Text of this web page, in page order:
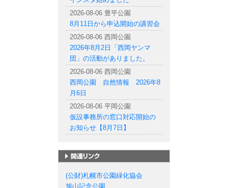
2026-08-06 豊平公園
8月11日から申込開始の講習会
2026-08-06 西岡公園
2026年8月2日「西岡ヤンマ
団」の活動がありました。
2026-08-06 西岡公園
西岡公園 自然情報 2026年8
月6日
2026-08-06 平岡公園
仮設事務所の窓口対応開始の
お知らせ【8月7日】
(公財)札幌市公園緑化協会
旭山記念公園